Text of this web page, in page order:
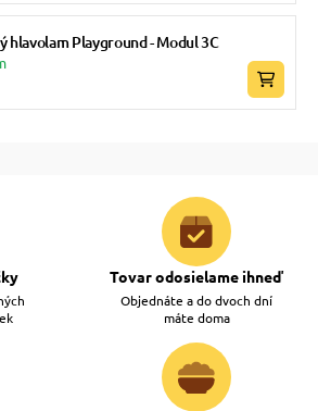
hlavolam Playground - Modul 3C
Tovar odosielame ihneď
Objednáte a do dvoch dní
máte doma